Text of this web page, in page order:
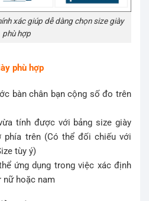
xác giúp dễ dàng chọn size giày
phù hợp
phù hợp
bàn chân bạn cộng số đo trên
tính được với bảng size giày
phía trên (Có thể đối chiếu với
tùy ý)
ứng dụng trong việc xác định
nữ hoặc nam